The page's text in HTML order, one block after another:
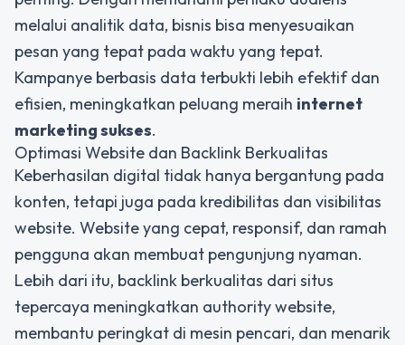
melalui analitik data, bisnis bisa menyesuaikan
pesan yang tepat pada waktu yang tepat.
Kampanye berbasis data terbukti lebih efektif dan
efisien, meningkatkan peluang meraih internet
marketing sukses.
Optimasi Website dan Backlink Berkualitas
Keberhasilan digital tidak hanya bergantung pada
konten, tetapi juga pada kredibilitas dan visibilitas
website. Website yang cepat, responsif, dan ramah
pengguna akan membuat pengunjung nyaman.
Lebih dari itu, backlink berkualitas dari situs
tepercaya meningkatkan authority website,
membantu peringkat di mesin pencari, dan menarik